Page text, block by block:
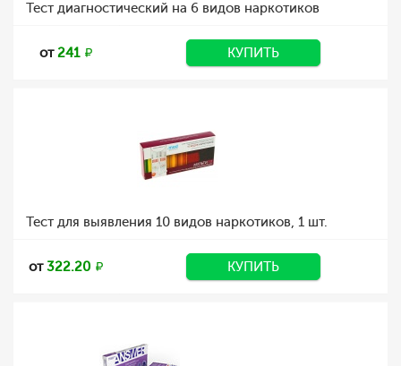
Тест диагностический на 6 видов наркотиков
от241 КУПИТЬ
Тест для выявления 10 видов наркотиков, 1 шт.
от322.20 КУПИТЬ